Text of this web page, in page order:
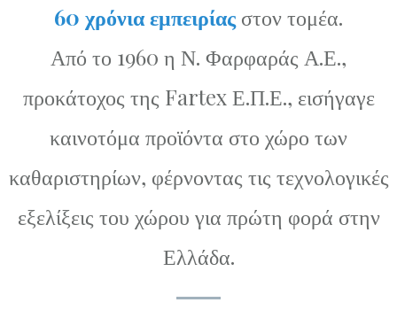
60 χρόνια εμπειρίας στον τομέα.
Από το 1960 η Ν. Φαρφαράς Α.Ε.,
προκάτοχος της Fartex Ε.Π.Ε., εισήγαγε
καινοτόμα προϊόντα στο χώρο των
καθαριστηρίων, φέρνοντας τις τεχνολογικές
εξελίξεις του χώρου για πρώτη φορά στην
Ελλάδα.